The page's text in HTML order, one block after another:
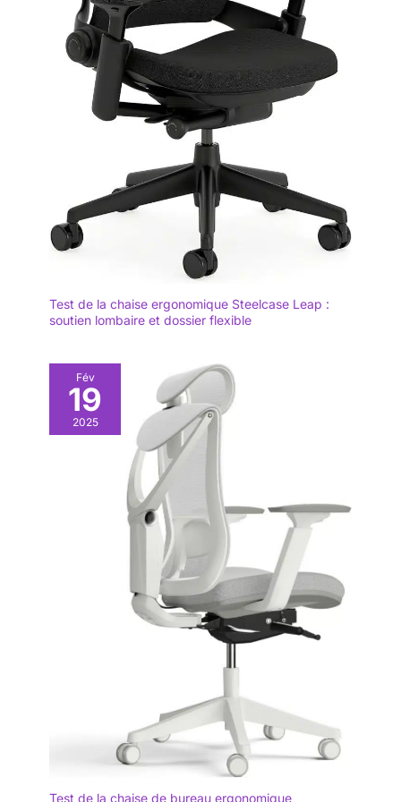
Test de la chaise ergonomique Steelcase Leap :
soutien lombaire et dossier flexible
Fév
19
2025
Test de la chaise de bureau ergonomique